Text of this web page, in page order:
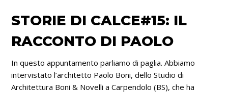
STORIE DI CALCE#15: IL
RACCONTO DI PAOLO
In questo appuntamento parliamo di paglia. Abbiamo
intervistato l’architetto Paolo Boni, dello Studio di
Architettura Boni & Novelli a Carpendolo (BS), che ha